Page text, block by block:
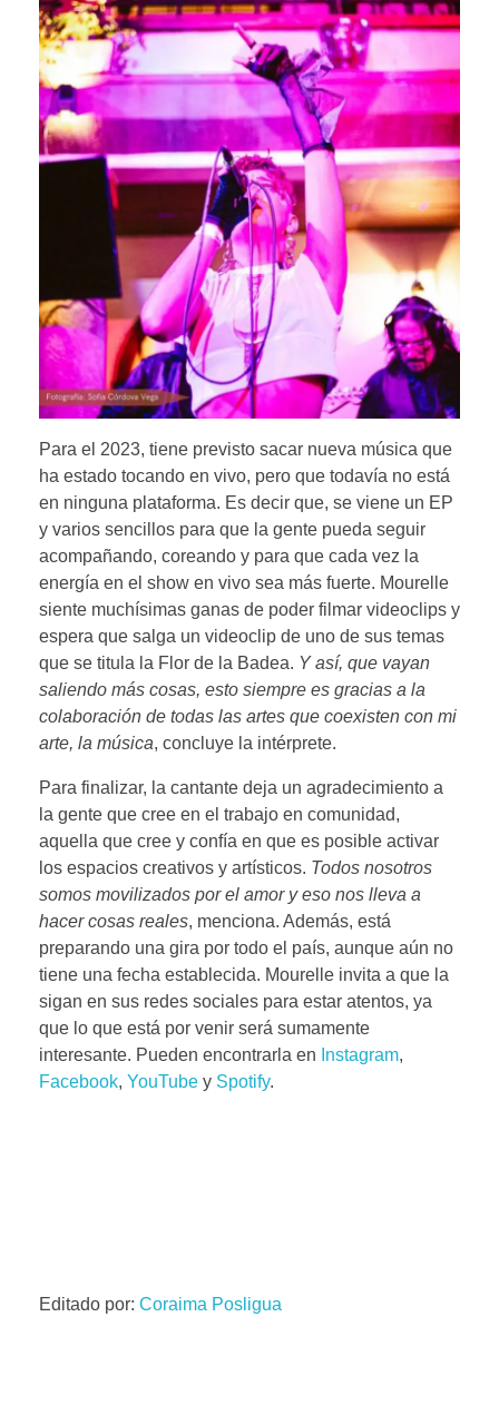
Para el 2023, tiene previsto sacar nueva música que
ha estado tocando en vivo, pero que todavía no está
en ninguna plataforma. Es decir que, se viene un EP
y varios sencillos para que la gente pueda seguir
acompañando, coreando y para que cada vez la
energía en el show en vivo sea más fuerte. Mourelle
siente muchísimas ganas de poder filmar videoclips y
espera que salga un videoclip de uno de sus temas
que se titula la Flor de la Badea. Y así, que vayan
saliendo más cosas, esto siempre es gracias a la
colaboración de todas las artes que coexisten con mi
arte, la música, concluye la intérprete.
Para finalizar, la cantante deja un agradecimiento a
la gente que cree en el trabajo en comunidad,
aquella que cree y confía en que es posible activar
los espacios creativos y artísticos. Todos nosotros
somos movilizados por el amor y eso nos lleva a
hacer cosas reales, menciona. Además, está
preparando una gira por todo el país, aunque aún no
tiene una fecha establecida. Mourelle invita a que la
sigan en sus redes sociales para estar atentos, ya
que lo que está por venir será sumamente
interesante. Pueden encontrarla en Instagram,
Facebook, YouTube y Spotify.
Editado por: Coraima Posligua